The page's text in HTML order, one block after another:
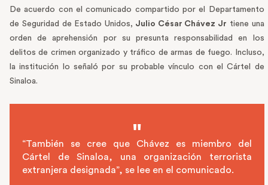
De acuerdo con el comunicado compartido por el Departamento
de Seguridad de Estado Unidos, Julio César Chávez Jr tiene una
orden de aprehensión por su presunta responsabilidad en los
delitos de crimen organizado y tráfico de armas de fuego. Incluso,
la institución lo señaló por su probable vínculo con el Cártel de
Sinaloa.
“También se cree que Chávez es miembro del
Cártel de Sinaloa, una organización terrorista
extranjera designada”, se lee en el comunicado.